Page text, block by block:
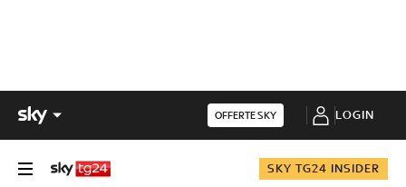
OFFERTE SKY LOGIN
SKY TG24 INSIDER